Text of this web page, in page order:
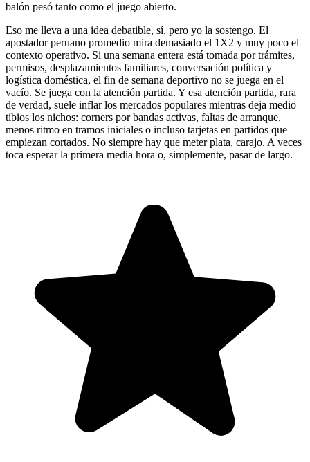
balón pesó tanto como el juego abierto.
Eso me lleva a una idea debatible, sí, pero yo la sostengo. El
apostador peruano promedio mira demasiado el 1X2 y muy poco el
contexto operativo. Si una semana entera está tomada por trámites,
permisos, desplazamientos familiares, conversación política y
logística doméstica, el fin de semana deportivo no se juega en el
vacío. Se juega con la atención partida. Y esa atención partida, rara
de verdad, suele inflar los mercados populares mientras deja medio
tibios los nichos: corners por bandas activas, faltas de arranque,
menos ritmo en tramos iniciales o incluso tarjetas en partidos que
empiezan cortados. No siempre hay que meter plata, carajo. A veces
toca esperar la primera media hora o, simplemente, pasar de largo.